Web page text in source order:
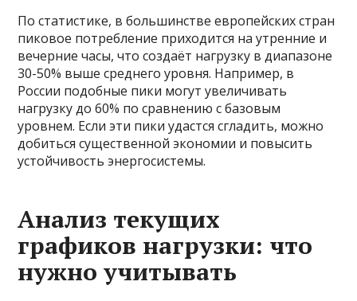
По статистике, в большинстве европейских стран
пиковое потребление приходится на утренние и
вечерние часы, что создаёт нагрузку в диапазоне
30-50% выше среднего уровня. Например, в
России подобные пики могут увеличивать
нагрузку до 60% по сравнению с базовым
уровнем. Если эти пики удастся сгладить, можно
добиться существенной экономии и повысить
устойчивость энергосистемы.
Анализ текущих
графиков нагрузки: что
нужно учитывать